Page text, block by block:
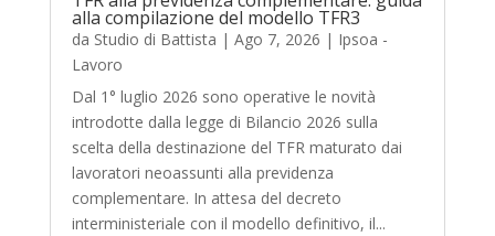
alla compilazione del modello TFR3
da Studio di Battista | Ago 7, 2026 | Ipsoa -
Lavoro
Dal 1° luglio 2026 sono operative le novità
introdotte dalla legge di Bilancio 2026 sulla
scelta della destinazione del TFR maturato dai
lavoratori neoassunti alla previdenza
complementare. In attesa del decreto
interministeriale con il modello definitivo, il...